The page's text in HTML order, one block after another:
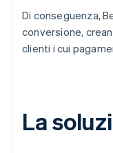
Di conseguenza,
conversione,
clienti i cui
La